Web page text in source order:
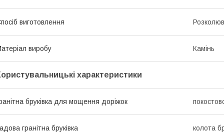
виготовлення
виробу Камінь
характеристики
бруківка для мощення доріжок
гранітна бруківка колота